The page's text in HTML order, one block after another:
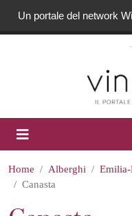
Un portale del network
Home Alberghi Emilia-
Canasta